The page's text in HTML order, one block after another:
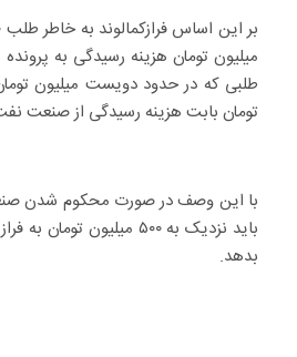
میلیون تومان هزینه رسیدگی به
تومان بابت هزینه رسیدگی از صنعت
با این وصف در صورت محکوم شدن
باید نزدیک به ۵۰۰ میلیون
بدهد.